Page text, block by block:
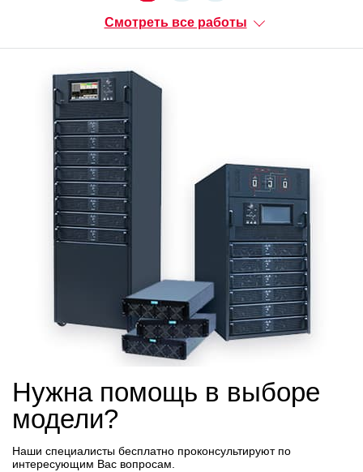
Смотреть все работы
Нужна помощь в выборе
модели?
Наши специалисты бесплатно проконсультируют по
интересующим Вас вопросам.